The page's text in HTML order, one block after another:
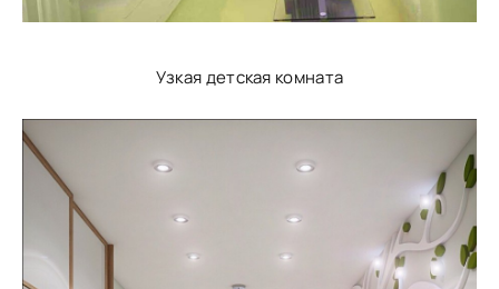
Узкая детская комната